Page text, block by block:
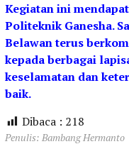
Kegiatan ini
Politeknik Ganesha.
Belawan terus
kepada berbagai
keselamatan dan
baik.
Dibaca : 218
Penulis: Bambang Hermanto